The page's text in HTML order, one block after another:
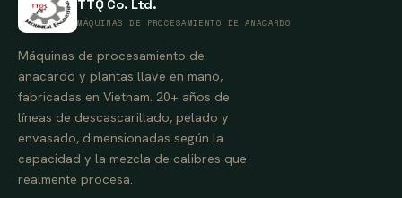
TTQ Co. Ltd.
MÁQUINAS DE PROCESAMIENTO DE ANACARDO
Máquinas de procesamiento de
anacardo y plantas llave en mano,
fabricadas en Vietnam. 20+ años de
líneas de descascarillado, pelado y
envasado, dimensionadas según la
capacidad y la mezcla de calibres que
realmente procesa.